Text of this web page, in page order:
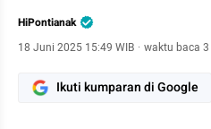
HiPontianak
18 Juni 2025 15:49 WIB · waktu baca
Ikuti kumparan di Google